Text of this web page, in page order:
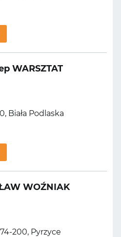
WARSZTAT
Biała Podlaska
WOŹNIAK
200, Pyrzyce